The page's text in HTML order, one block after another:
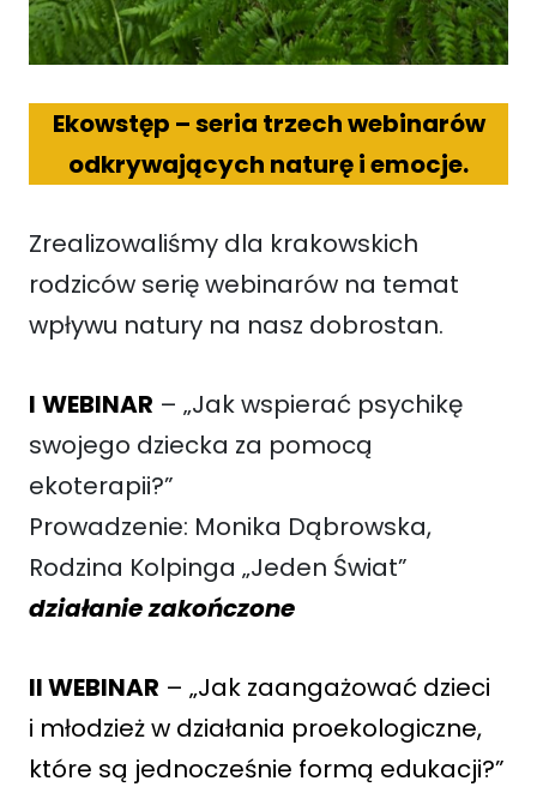
Ekowstęp – seria trzech webinarów
odkrywających naturę i emocje.
Zrealizowaliśmy dla krakowskich
rodziców serię webinarów na temat
wpływu natury na nasz dobrostan.
I WEBINAR – „Jak wspierać psychikę
swojego dziecka za pomocą
ekoterapii?”
Prowadzenie: Monika Dąbrowska,
Rodzina Kolpinga „Jeden Świat”
działanie zakończone
II WEBINAR – „Jak zaangażować dzieci
i młodzież w działania proekologiczne,
które są jednocześnie formą edukacji?”